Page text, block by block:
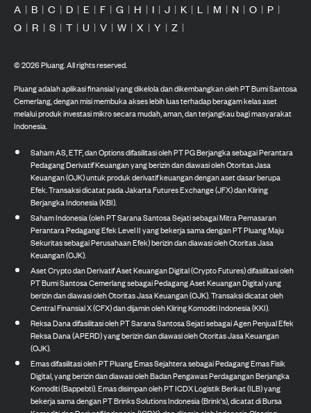
A | B | C | D | E | F | G | H | I | J | K | L | M | N | O | P |
Q | R | S | T | U | V | W | X | Y | Z |
©2026Pluang. All rights reserved.
Pluang adalah aplikasi finansial yang dikelola dan dikembangkan oleh PT Bumi Santosa
Cemerlang, dengan misi membuka akses lebih luas terhadap beragam kelas aset
melalui produk investasi mikro secara mudah, aman, dan terjangkau bagi masyarakat
Indonesia.
Saham AS, ETF, dan Options difasilitasi oleh PT PG Berjangka sebagai Perantara
Pedagang Derivatif Keuangan yang berizin dan diawasi oleh Otoritas Jasa
Keuangan (OJK) untuk produk derivatif keuangan dengan aset dasar berupa
Efek. Transaksi dicatat pada Jakarta Futures Exchange (JFX) dan Kliring
Berjangka Indonesia (KBI).
Saham Indonesia (oleh PT Sarana Santosa Sejati sebagai Mitra Pemasaran
Perantara Pedagang Efek Level II yang bekerja sama dengan PT Pluang Maju
Sekuritas sebagai Perusahaan Efek) berizin dan diawasi oleh Otoritas Jasa
Keuangan (OJK).
Aset Crypto dan Derivatif Aset Keuangan Digital (Crypto Futures) difasilitasi oleh
PT Bumi Santosa Cemerlang sebagai Pedagang Aset Keuangan Digital yang
berizin dan diawasi oleh Otoritas Jasa Keuangan (OJK). Transaksi dicatat oleh
Central Finansial X (CFX) dan dijamin oleh Kliring Komoditi Indonesia (KKI).
Reksa Dana difasilitasi oleh PT Sarana Santosa Sejati sebagai Agen Penjual Efek
Reksa Dana (APERD) yang berizin dan diawasi oleh Otoritas Jasa Keuangan
(OJK).
Emas difasilitasi oleh PT Pluang Emas Sejahtera sebagai Pedagang Emas Fisik
Digital, yang berizin dan diawasi oleh Badan Pengawas Perdagangan Berjangka
Komoditi (Bappebti). Emas disimpan oleh PT ICDX Logistik Berikat (ILB) yang
bekerja sama dengan PT Brinks Solutions Indonesia (Brink's), dicatat di Bursa